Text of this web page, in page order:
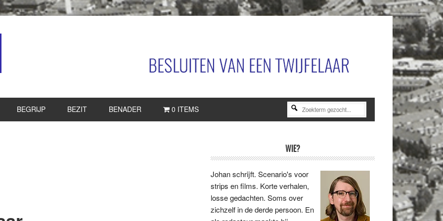
BEGRIJP BEZIT BENADER 0 ITEMS Zoekterm
gezocht...
Sidebar
WIE?
Johan schrijft. Scenario's voor
strips en films. Korte verhalen,
losse gedachten. Soms over
zichzelf in de derde persoon. En